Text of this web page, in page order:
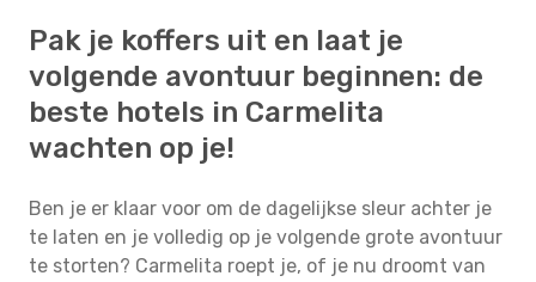
Pak je koffers uit en laat je
volgende avontuur beginnen: de
beste hotels in Carmelita
wachten op je!
Ben je er klaar voor om de dagelijkse sleur achter je
te laten en je volledig op je volgende grote avontuur
te storten? Carmelita roept je, of je nu droomt van